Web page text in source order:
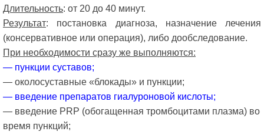
Длительность: от 20 до 40 минут.
Результат: постановка диагноза, назначение лечения
(консервативное или операция), либо дообследование.
При необходимости сразу же выполняются:
— пункции суставов;
— околосуставные «блокады» и пункции;
— введение препаратов гиалуроновой кислоты;
— введение PRP (обогащенная тромбоцитами плазма) во
время пункций;